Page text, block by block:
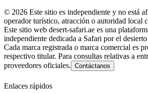
© 2026 Este sitio es independiente y no está
operador turístico, atracción o autoridad local
Este sitio web desert-safari.ae es una
independiente dedicada a Safari por el
Cada marca registrada o marca comercial es
respectivo titular. Para consultas relativas a
proveedores oficiales. Contáctanos
Enlaces rápidos